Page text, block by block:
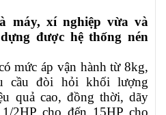
máy, xí nghiệp vừa và
được hệ thống nén
mức áp vận hành từ 8kg,
cầu đòi hỏi khối lượng
quả cao, đồng thời, dãy
2HP cho đến 15HP cho